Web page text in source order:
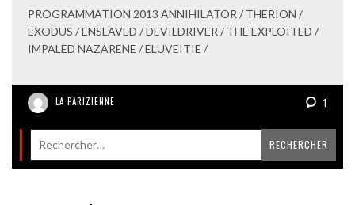
PROGRAMMATION 2013 ANNIHILATOR / THERION /
EXODUS / ENSLAVED / DEVILDRIVER / THE EXPLOITED /
IMPALED NAZARENE / ELUVEITIE /
LA PARIZIENNE 1